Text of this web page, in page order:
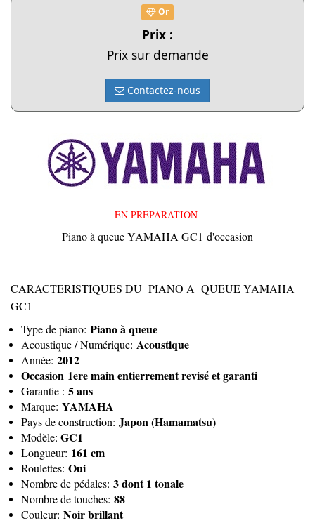
Or
Prix :
Prix sur demande
Contactez-nous
EN PREPARATION
Piano à queue YAMAHA GC1 d'occasion
CARACTERISTIQUES DU PIANO A QUEUE YAMAHA
GC1
Type de piano: Piano à queue
Acoustique / Numérique: Acoustique
Année: 2012
Occasion 1ere main entierrement revisé et garanti
Garantie : 5 ans
Marque: YAMAHA
Pays de construction: Japon (Hamamatsu)
Modèle: GC1
Longueur: 161 cm
Roulettes: Oui
Nombre de pédales: 3 dont 1 tonale
Nombre de touches: 88
Couleur: Noir brillant